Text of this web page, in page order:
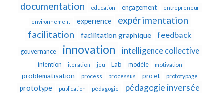
documentation education engagement entrepreneur
environnement experience
expérimentation
facilitation
facilitation graphique feedback
gouvernance innovation intelligence collective
intention itération jeu Lab modèle motivation
problématisation process processus projet prototypage
prototype publication pédagogie pédagogie inversée